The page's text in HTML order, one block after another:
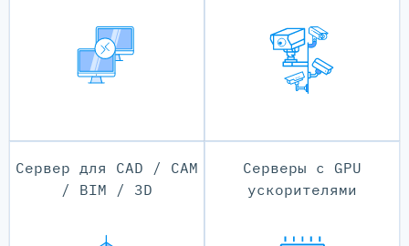
Сервер для CAD / CAM
/ BIM / 3D
Серверы с GPU
ускорителями